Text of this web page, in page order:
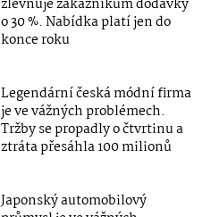
zlevňuje zákazníkům dodávky
o 30 %. Nabídka platí jen do
konce roku
Legendární česká módní firma
je ve vážných problémech.
Tržby se propadly o čtvrtinu a
ztráta přesáhla 100 milionů
Japonský automobilový